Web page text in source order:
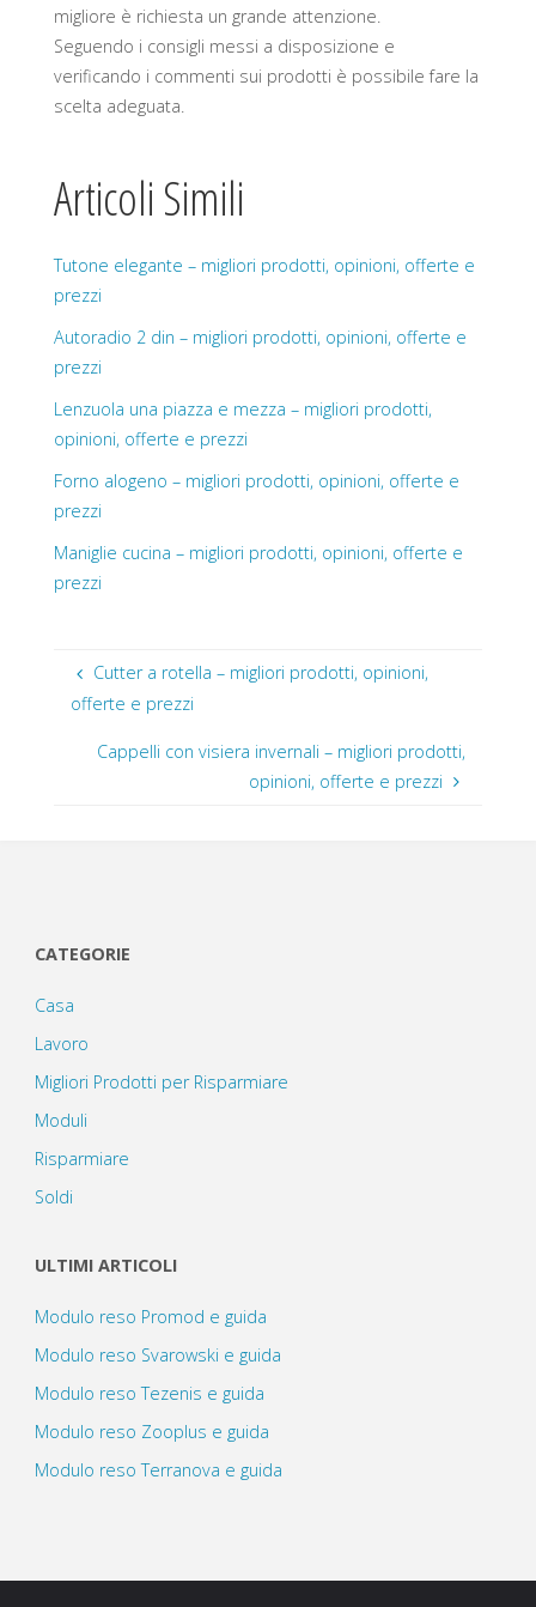
migliore è richiesta un grande attenzione.
Seguendo i consigli messi a disposizione e
verificando i commenti sui prodotti è possibile fare la
scelta adeguata.
Articoli Simili
Tutone elegante – migliori prodotti, opinioni, offerte e
prezzi
Autoradio 2 din – migliori prodotti, opinioni, offerte e
prezzi
Lenzuola una piazza e mezza – migliori prodotti,
opinioni, offerte e prezzi
Forno alogeno – migliori prodotti, opinioni, offerte e
prezzi
Maniglie cucina – migliori prodotti, opinioni, offerte e
prezzi
Cutter a rotella – migliori prodotti, opinioni,
offerte e prezzi
Cappelli con visiera invernali – migliori prodotti,
opinioni, offerte e prezzi
CATEGORIE
Casa
Lavoro
Migliori Prodotti per Risparmiare
Moduli
Risparmiare
Soldi
ULTIMI ARTICOLI
Modulo reso Promod e guida
Modulo reso Svarowski e guida
Modulo reso Tezenis e guida
Modulo reso Zooplus e guida
Modulo reso Terranova e guida